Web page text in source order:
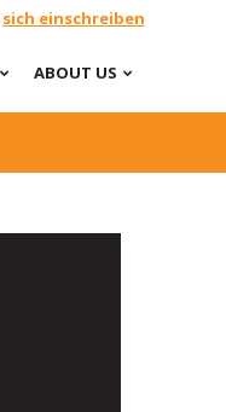
sich einschreiben
ABOUT US